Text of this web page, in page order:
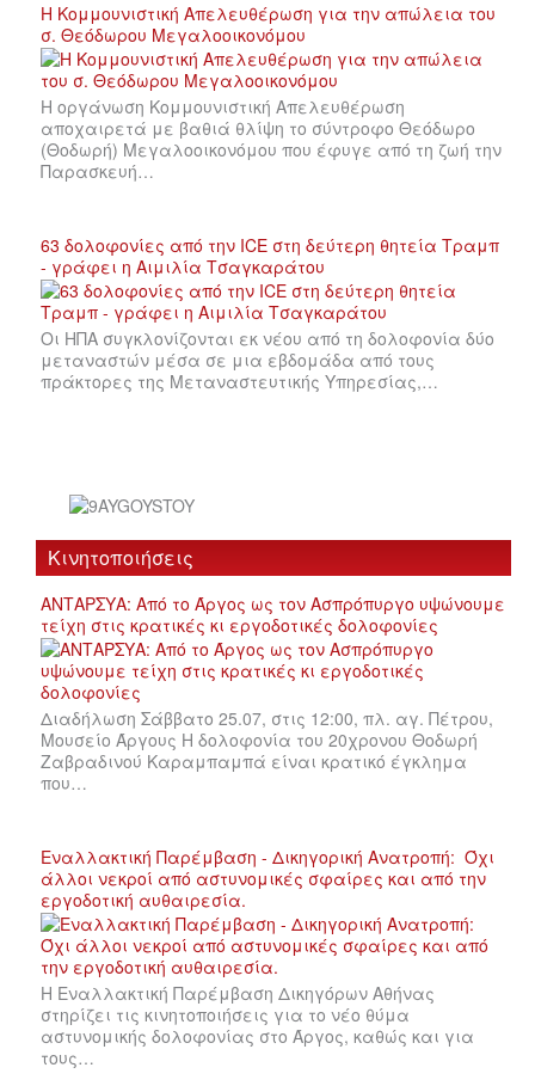
Η Κομμουνιστική Απελευθέρωση για την απώλεια του
σ. Θεόδωρου Μεγαλοοικονόμου
Η οργάνωση Κομμουνιστική Απελευθέρωση
αποχαιρετά με βαθιά θλίψη το σύντροφο Θεόδωρο
(Θοδωρή) Μεγαλοοικονόμου που έφυγε από τη ζωή την
Παρασκευή…
63 δολοφονίες από την ICE στη δεύτερη θητεία Τραμπ
- γράφει η Αιμιλία Τσαγκαράτου
Οι ΗΠΑ συγκλονίζονται εκ νέου από τη δολοφονία δύο
μεταναστών μέσα σε μια εβδομάδα από τους
πράκτορες της Μεταναστευτικής Υπηρεσίας,…
Κινητοποιήσεις
ΑΝΤΑΡΣΥΑ: Από το Άργος ως τον Ασπρόπυργο υψώνουμε
τείχη στις κρατικές κι εργοδοτικές δολοφονίες
Διαδήλωση Σάββατο 25.07, στις 12:00, πλ. αγ. Πέτρου,
Μουσείο Άργους Η δολοφονία του 20χρονου Θοδωρή
Ζαβραδινού Καραμπαμπά είναι κρατικό έγκλημα
που…
Εναλλακτική Παρέμβαση - Δικηγορική Ανατροπή: Όχι
άλλοι νεκροί από αστυνομικές σφαίρες και από την
εργοδοτική αυθαιρεσία.
Η Εναλλακτική Παρέμβαση Δικηγόρων Αθήνας
στηρίζει τις κινητοποιήσεις για το νέο θύμα
αστυνομικής δολοφονίας στο Άργος, καθώς και για
τους…